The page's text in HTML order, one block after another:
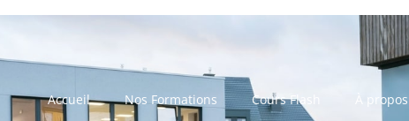
Accueil Nos Formations Cours Flash À propos